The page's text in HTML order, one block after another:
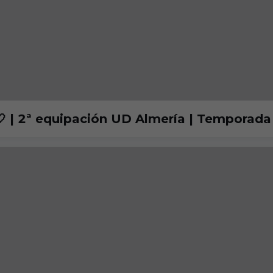
| 2ª equipación UD Almería |